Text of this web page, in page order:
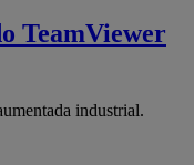
TeamViewer
industrial.